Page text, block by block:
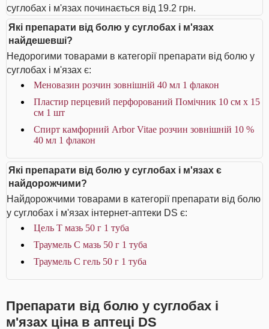
суглобах і м'язах починається від 19.2 грн.
Які препарати від болю у суглобах і м'язах
найдешевші?
Недорогими товарами в категорії препарати від болю у
суглобах і м'язах є:
Меновазин розчин зовнішній 40 мл 1 флакон
Пластир перцевий перфорований Помічник 10 см х 15
см 1 шт
Спирт камфорний Arbor Vitae розчин зовнішній 10 %
40 мл 1 флакон
Які препарати від болю у суглобах і м'язах є
найдорожчими?
Найдорожчими товарами в категорії препарати від болю
у суглобах і м'язах інтернет-аптеки DS є:
Цель Т мазь 50 г 1 туба
Траумель С мазь 50 г 1 туба
Траумель С гель 50 г 1 туба
Препарати від болю у суглобах і
м'язах ціна в аптеці DS